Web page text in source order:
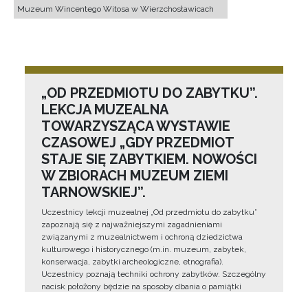
Muzeum Wincentego Witosa w Wierzchosławicach
„OD PRZEDMIOTU DO ZABYTKU”.
LEKCJA MUZEALNA
TOWARZYSZĄCA WYSTAWIE
CZASOWEJ „GDY PRZEDMIOT
STAJE SIĘ ZABYTKIEM. NOWOŚCI
W ZBIORACH MUZEUM ZIEMI
TARNOWSKIEJ”.
Uczestnicy lekcji muzealnej „Od przedmiotu do zabytku”
zapoznają się z najważniejszymi zagadnieniami
związanymi z muzealnictwem i ochroną dziedzictwa
kulturowego i historycznego (m.in. muzeum, zabytek,
konserwacja, zabytki archeologiczne, etnografia).
Uczestnicy poznają techniki ochrony zabytków. Szczególny
nacisk położony będzie na sposoby dbania o pamiątki